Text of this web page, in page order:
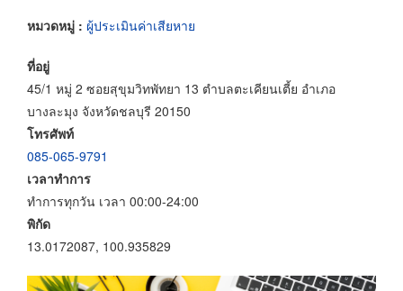
หมวดหมู่ : ผู้ประเมินค่าเสียหาย
ที่อยู่
45/1 หมู่ 2 ซอยสุขุมวิทพัทยา 13 ตำบลตะเคียนเตี้ย อำเภอ
บางละมุง จังหวัดชลบุรี 20150
โทรศัพท์
085-065-9791
เวลาทำการ
ทำการทุกวัน เวลา 00:00-24:00
พิกัด
13.0172087, 100.935829